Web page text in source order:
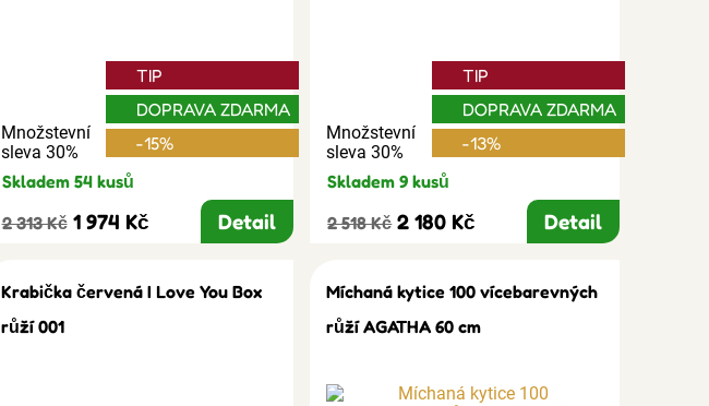
Množstevní
sleva 30%
TIP
DOPRAVA ZDARMA
-15%
Skladem 54 kusů
2 313 Kč 1 974 Kč Detail
Množstevní
sleva 30%
TIP
DOPRAVA ZDARMA
-13%
Skladem 9 kusů
2 518 Kč 2 180 Kč Detail
Krabička červená I Love You Box
růží 001
Míchaná kytice 100 vícebarevných
růží AGATHA 60 cm